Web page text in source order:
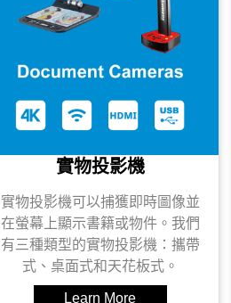
實物投影機
實物投影機可以捕獲即時圖像並
在螢幕上顯示書籍或物件。我們
有三種類型的實物投影機：攜帶
式、桌面式和天花板式。